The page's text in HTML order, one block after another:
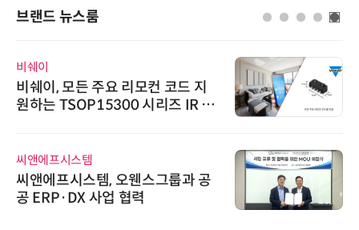
브랜드 뉴스룸
비쉐이
비쉐이, 모든 주요 리모컨 코드 지
원하는 TSOP15300 시리즈 IR 수
씨앤에프시스템
씨앤에프시스템, 오웬스그룹과 공
공 ERP·DX 사업 협력